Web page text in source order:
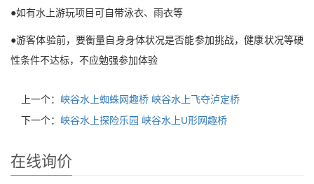
●如有水上游玩项目可自带泳衣、雨衣等
●游客体验前，要衡量自身身体状况是否能参加挑战，健康状况等硬
性条件不达标，不应勉强参加体验
上一个： 峡谷水上蜘蛛网趣桥 峡谷水上飞夺泸定桥
下一个： 峡谷水上探险乐园 峡谷水上U形网趣桥
在线询价